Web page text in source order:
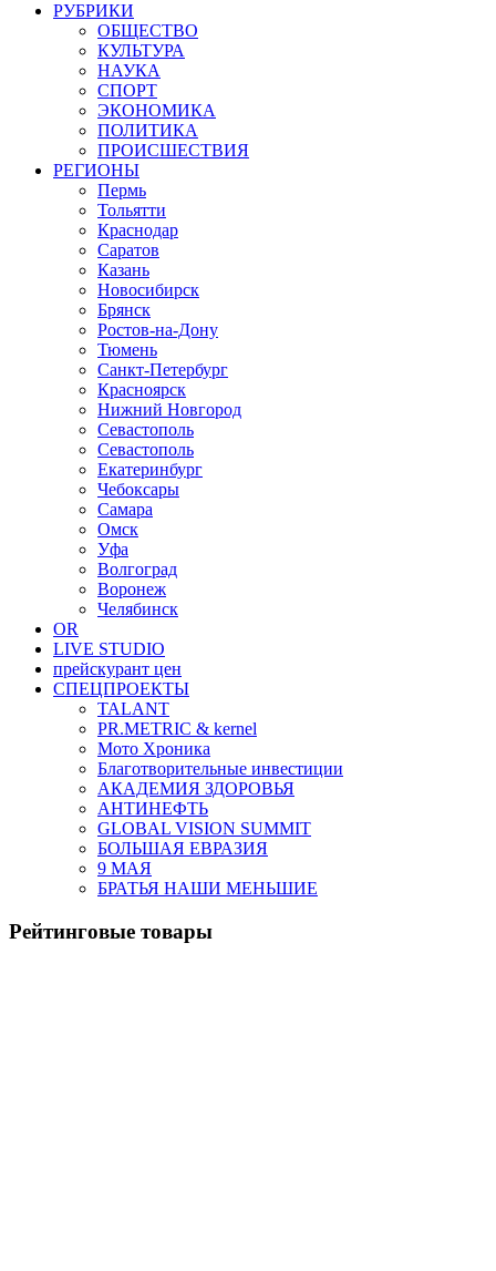
РУБРИКИ
ОБЩЕСТВО
КУЛЬТУРА
НАУКА
СПОРТ
ЭКОНОМИКА
ПОЛИТИКА
ПРОИСШЕСТВИЯ
РЕГИОНЫ
Пермь
Тольятти
Краснодар
Саратов
Казань
Новосибирск
Брянск
Ростов-на-Дону
Тюмень
Санкт-Петербург
Красноярск
Нижний Новгород
Севастополь
Севастополь
Екатеринбург
Чебоксары
Самара
Омск
Уфа
Волгоград
Воронеж
Челябинск
OR
LIVE STUDIO
прейскурант цен
СПЕЦПРОЕКТЫ
TALANT
PR.METRIC & kernel
Мото Хроника
Благотворительные инвестиции
АКАДЕМИЯ ЗДОРОВЬЯ
АНТИНЕФТЬ
GLOBAL VISION SUMMIT
БОЛЬШАЯ ЕВРАЗИЯ
9 МАЯ
БРАТЬЯ НАШИ МЕНЬШИЕ
Рейтинговые товары